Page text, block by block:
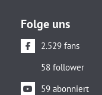
Folge uns
2.529 fans
58 follower
59 abonniert